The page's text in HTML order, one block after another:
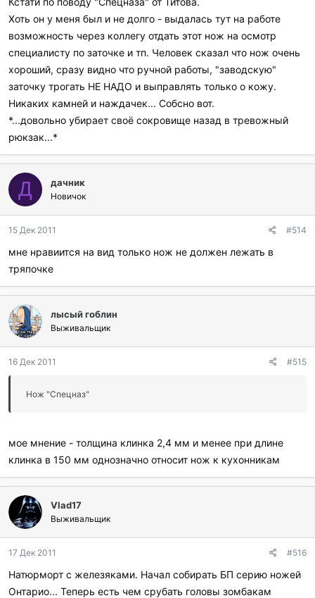
и
л
и
Хоть он у меня был и не долго - выдалась тут на работе
возможность через коллегу отдать этот нож на осмотр
специалисту по заточке и тп. Человек сказал что нож очень
хороший, сразу видно что ручной работы, "заводскую"
заточку трогать НЕ НАДО и выправлять только о кожу.
Никаких камней и наждачек... Собсно вот.
*...довольно убирает своё сокровище назад в тревожный
рюкзак...*
Д дачник
Новичок
15 Дек 2011 #514
мне нравиится на вид только нож не должен лежать в
тряпочке
лысый гоблин
Выживальщик
16 Дек 2011 #515
Нож "Спецназ"
мое мнение - толщина клинка 2,4 мм и менее при длине
клинка в 150 мм однозначно относит нож к кухонникам
Vlad17
Выживальщик
17 Дек 2011 #516
Натюрморт с железяками. Начал собирать БП серию ножей
Онтарио... Теперь есть чем срубать головы зомбакам